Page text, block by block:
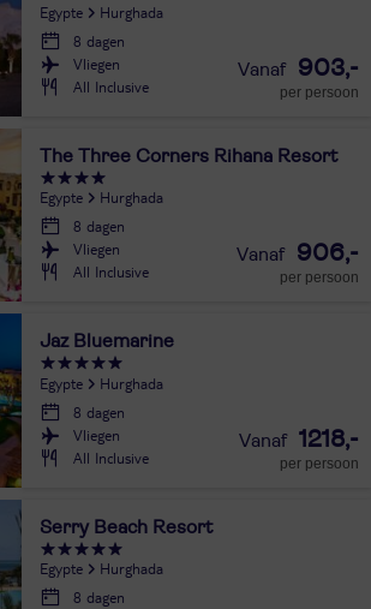
Egypte
Hurghada
8 dagen
Vliegen
All Inclusive
903,-
per persoon
The Three Corners Rihana Resort
Egypte
Hurghada
8 dagen
Vliegen
All Inclusive
906,-
per persoon
Jaz Bluemarine
Egypte
Hurghada
8 dagen
Vliegen
All Inclusive
1218,-
per persoon
Serry Beach Resort
Egypte
Hurghada
8 dagen